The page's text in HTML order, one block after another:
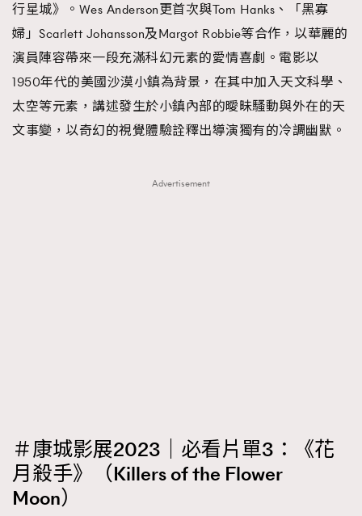
行星城》。Wes Anderson更首次與Tom Hanks、「黑寡
婦」Scarlett Johansson及Margot Robbie等合作，以華麗的
演員陣容帶來一段充滿科幻元素的愛情喜劇。電影以
1950年代的美國沙漠小鎮為背景，在其中加入天文科學、
太空等元素，講述發生於小鎮內部的曖昧騷動與外在的天
文事變，以奇幻的視覺體驗詮釋出導演獨有的冷調幽默。
Advertisement
＃康城影展2023｜必看片單3：《花
月殺手》（Killers of the Flower
Moon）